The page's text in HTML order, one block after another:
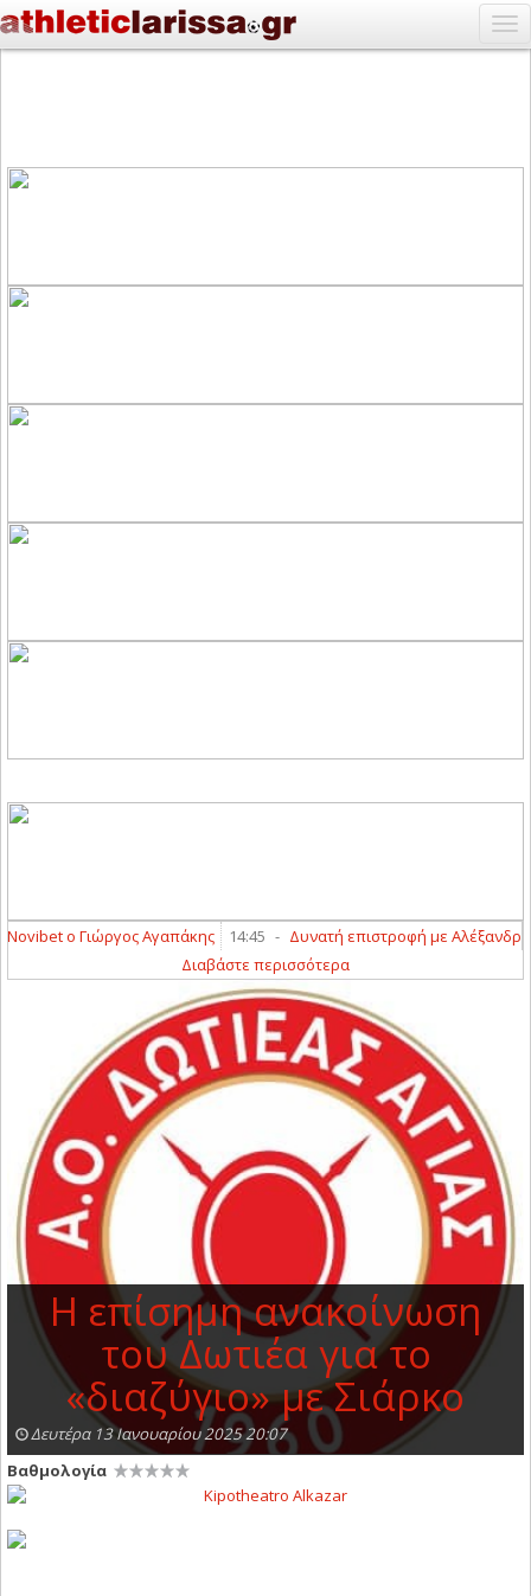
ο Γιώργος Αγαπάκης 14:45 - Δυνατή επιστροφή με Αλέξανδρο
Διαβάστε περισσότερα
Η επίσημη ανακοίνωση
του Δωτιέα για το
«διαζύγιο» με Σιάρκο
Δευτέρα 13 Ιανουαρίου 2025 20:07
Βαθμολογία